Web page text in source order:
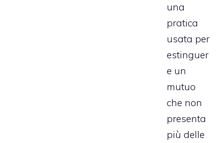
una
pratica
usata per
estinguer
e un
mutuo
che non
presenta
più delle